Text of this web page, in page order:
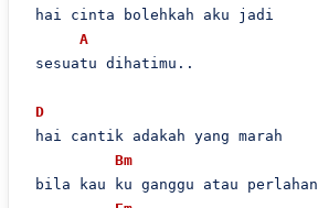
hai cinta bolehkah aku jadi
A
sesuatu dihatimu..
D
hai cantik adakah yang marah
Bm
bila kau ku ganggu atau perlahan